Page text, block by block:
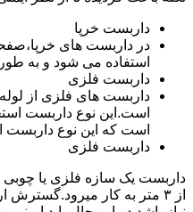
داربست خرپا
استفاده می شود و به
داربست فلزی
داربست های فلزی از
است.این نوع داربست
است که این نوع داربست
داربست فلزی
داربست یک سازه فلزی یا چوبی
از ۳ متر به کار